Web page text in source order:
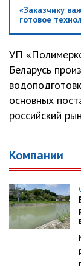
«Заказчику
готовое
УП
Беларусь
основных
российский
Компании